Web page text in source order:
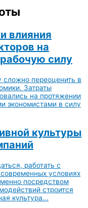
влияния
на
силу
сложно переоценить в
Затраты
на протяжении
экономистами в силу
культуры
работать с
условиях
посредством
строится
культура...